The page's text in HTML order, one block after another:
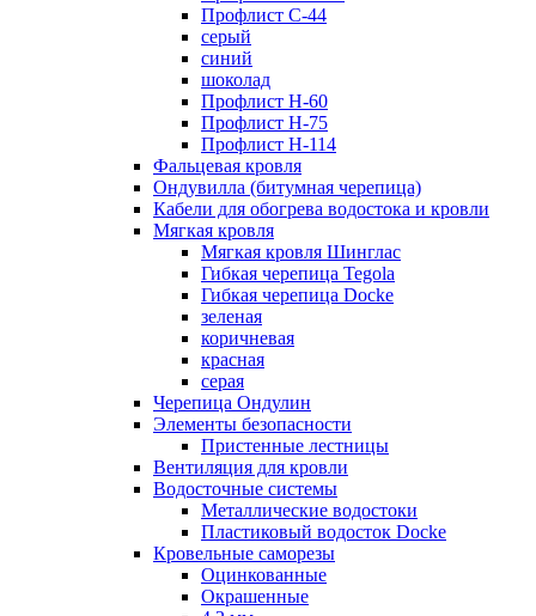
Профлист С-44
серый
синий
шоколад
Профлист Н-60
Профлист Н-75
Профлист H-114
Фальцевая кровля
Ондувилла (битумная черепица)
Кабели для обогрева водостока и кровли
Мягкая кровля
Мягкая кровля Шинглас
Гибкая черепица Tegola
Гибкая черепица Docke
зеленая
коричневая
красная
серая
Черепица Ондулин
Элементы безопасности
Пристенные лестницы
Вентиляция для кровли
Водосточные системы
Металлические водостоки
Пластиковый водосток Docke
Кровельные саморезы
Оцинкованные
Окрашенные